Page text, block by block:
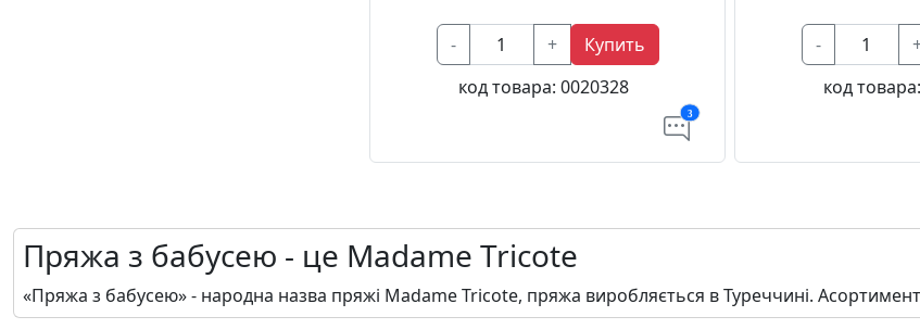
- +
Купить
код товара: 0020328
3
-
код товара:
Пряжа з бабусею - це Madame Tricote
«Пряжа з бабусею» - народна назва пряжі Madame Tricote, пряжа виробляється в Туреччині.